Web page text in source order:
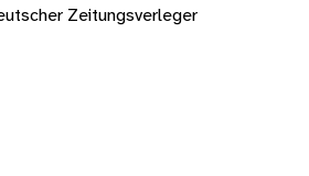
Zeitungsverleger